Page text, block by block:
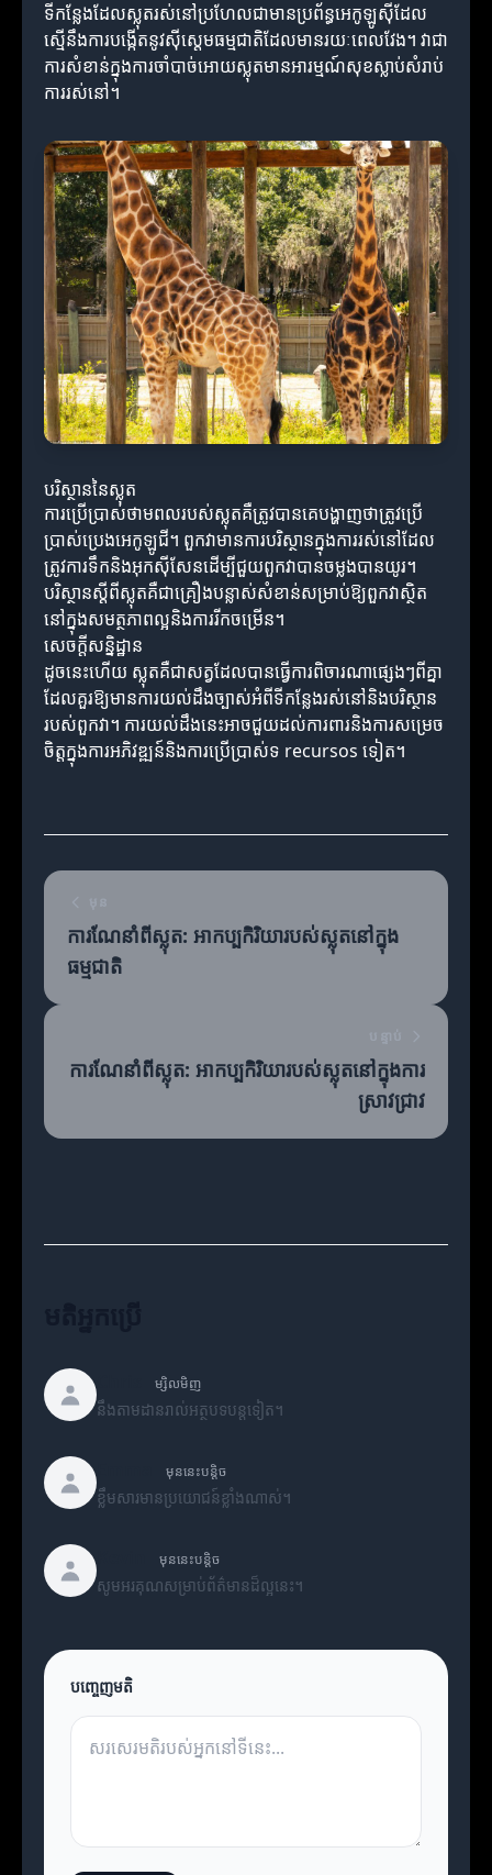
ទីកន្លែងដែលស្លុតរស់នៅប្រហែលជាមានប្រព័ន្ធអេកូឡូស៊ីដែល
ស្មើនឹងការបង្កើតនូវស៊ីស្តេមធម្មជាតិដែលមានរយៈពេលវែង។ វាជា
ការសំខាន់ក្នុងការចាំបាច់អោយស្លុតមានអារម្មណ៍សុខស្លាប់សំរាប់
ការរស់នៅ។
បរិស្ថាននៃស្លុត
ការប្រើប្រាស់ថាមពលរបស់ស្លុតគឺត្រូវបានគេបង្ហាញថាត្រូវប្រើ
ប្រាស់ប្រេងអេកូឡូជី។ ពួកវាមានការបរិស្ថានក្នុងការរស់នៅដែល
ត្រូវការទឹកនិងអុកស៊ីសែនដើម្បីជួយពួកវាបានចម្លងបានយូរ។
បរិស្ថានស្ដីពីស្លុតគឺជាគ្រឿងបន្លាស់សំខាន់សម្រាប់ឱ្យពួកវាស្ថិត
នៅក្នុងសមត្ថភាពល្អនិងការរីកចម្រើន។
សេចក្តីសន្និដ្ឋាន
ដូចនេះហើយ ស្លុតគឺជាសត្វដែលបានធ្វើការពិចារណាផ្សេងៗពីគ្នា
ដែលគួរឱ្យមានការយល់ដឹងច្បាស់អំពីទីកន្លែងរស់នៅនិងបរិស្ថាន
របស់ពួកវា។ ការយល់ដឹងនេះអាចជួយដល់ការពារនិងការសម្រេច
ចិត្តក្នុងការអភិវឌ្ឍន៍និងការប្រើប្រាស់ទ recursos ទៀត។
ការណែនាំពីស្លុត: អាកប្បកិរិយារបស់ស្លុតនៅក្នុង
ធម្មជាតិ
ការណែនាំពីស្លុត: អាកប្បកិរិយារបស់ស្លុតនៅក្នុងការ
ស្រាវជ្រាវ
ម្សិលមិញ
នឹងតាមដានរាល់អត្ថបទបន្តទៀត។
មុននេះបន្តិច
ខ្លឹមសារមានប្រយោជន៍ខ្លាំងណាស់។
មុននេះបន្តិច
សូមអរគុណសម្រាប់ព័ត៌មានដ៏ល្អនេះ។
បញ្ចេញមតិ